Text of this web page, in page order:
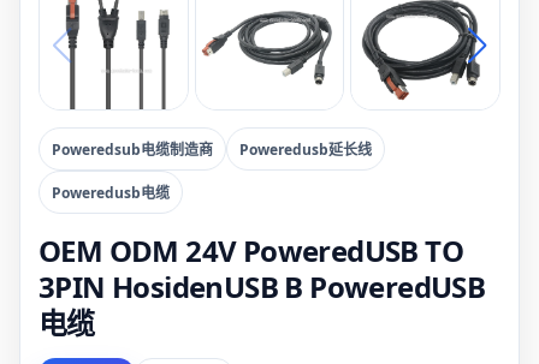
Poweredsub电缆制造商 Poweredusb延长线
Poweredusb电缆
OEM ODM 24V PoweredUSB TO
3PIN HosidenUSB B PoweredUSB
电缆